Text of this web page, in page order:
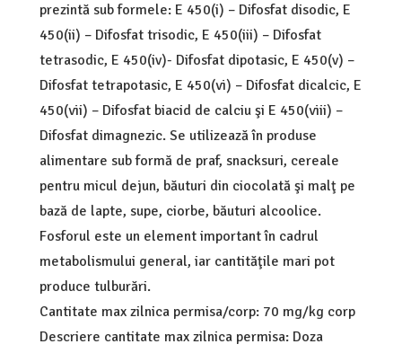
prezintă sub formele: E 450(i) – Difosfat disodic, E
450(ii) – Difosfat trisodic, E 450(iii) – Difosfat
tetrasodic, E 450(iv)- Difosfat dipotasic, E 450(v) –
Difosfat tetrapotasic, E 450(vi) – Difosfat dicalcic, E
450(vii) – Difosfat biacid de calciu şi E 450(viii) –
Difosfat dimagnezic. Se utilizează în produse
alimentare sub formă de praf, snacksuri, cereale
pentru micul dejun, băuturi din ciocolată şi malţ pe
bază de lapte, supe, ciorbe, băuturi alcoolice.
Fosforul este un element important în cadrul
metabolismului general, iar cantităţile mari pot
produce tulburări.
Cantitate max zilnica permisa/corp: 70 mg/kg corp
Descriere cantitate max zilnica permisa: Doza